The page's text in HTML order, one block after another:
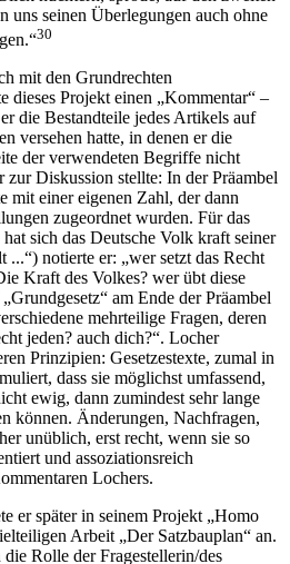
uns seinen Überlegungen auch ohne
30
mit den Grundrechten
dieses Projekt einen „Kommentar“ –
die Bestandteile jedes Artikels auf
versehen hatte, in denen er die
der verwendeten Begriffe nicht
zur Diskussion stellte: In der Präambel
mit einer eigenen Zahl, der dann
zugeordnet wurden. Für das
sich das Deutsche Volk kraft seiner
...“) notierte er: „wer setzt das Recht
Kraft des Volkes? wer übt diese
am Ende der Präambel
mehrteilige Fragen, deren
jeden? auch dich?“. Locher
Prinzipien: Gesetzestexte, zumal in
dass sie möglichst umfassend,
ewig, dann zumindest sehr lange
können. Änderungen, Nachfragen,
unüblich, erst recht, wenn sie so
und assoziationsreich
Lochers.
er später in seinem Projekt „Homo
Arbeit „Der Satzbauplan“ an.
Rolle der Fragestellerin/des